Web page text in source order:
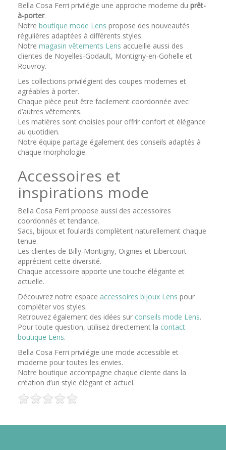
Bella Cosa Ferri privilégie une approche moderne du prêt-
à-porter.
Notre boutique mode Lens propose des nouveautés
régulières adaptées à différents styles.
Notre magasin vêtements Lens accueille aussi des
clientes de Noyelles-Godault, Montigny-en-Gohelle et
Rouvroy.
Les collections privilégient des coupes modernes et
agréables à porter.
Chaque pièce peut être facilement coordonnée avec
d’autres vêtements.
Les matières sont choisies pour offrir confort et élégance
au quotidien.
Notre équipe partage également des conseils adaptés à
chaque morphologie.
Accessoires et
inspirations mode
Bella Cosa Ferri propose aussi des accessoires
coordonnés et tendance.
Sacs, bijoux et foulards complètent naturellement chaque
tenue.
Les clientes de Billy-Montigny, Oignies et Libercourt
apprécient cette diversité.
Chaque accessoire apporte une touche élégante et
actuelle.
Découvrez notre espace accessoires bijoux Lens pour
compléter vos styles.
Retrouvez également des idées sur conseils mode Lens.
Pour toute question, utilisez directement la contact
boutique Lens.
Bella Cosa Ferri privilégie une mode accessible et
moderne pour toutes les envies.
Notre boutique accompagne chaque cliente dans la
création d’un style élégant et actuel.